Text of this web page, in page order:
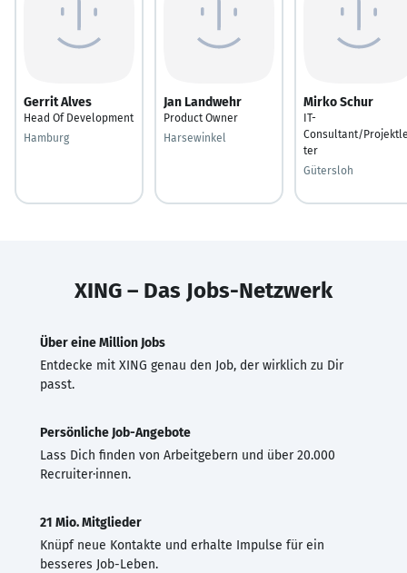
Gerrit Alves
Head Of Development
Hamburg
Jan Landwehr
Product Owner
Harsewinkel
Mirko Schur
IT-
Consultant/
ter
Gütersloh
XING – Das Jobs-Netzwerk
Über eine Million Jobs
Entdecke mit XING genau den Job, der wirklich zu Dir
passt.
Persönliche Job-Angebote
Lass Dich finden von Arbeitgebern und über 20.000
Recruiter·innen.
21 Mio. Mitglieder
Knüpf neue Kontakte und erhalte Impulse für ein
besseres Job-Leben.